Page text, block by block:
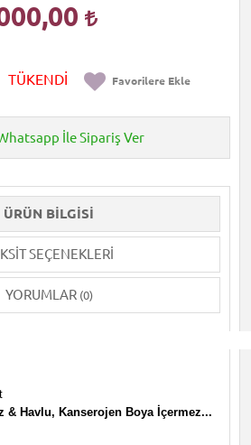
TÜKENDİ Favorilere Ekle
İle Sipariş Ver
ÜRÜN BILGISI
SEÇENEKLERI
YORUMLAR (0)
& Havlu, Kanserojen Boya İçermez...